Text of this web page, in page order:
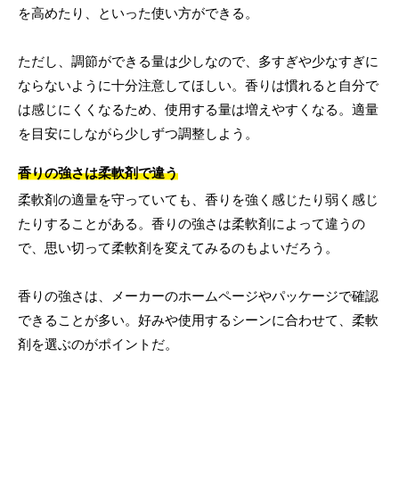
を高めたり、といった使い方ができる。
ただし、調節ができる量は少しなので、多すぎや少なすぎに
ならないように十分注意してほしい。香りは慣れると自分で
は感じにくくなるため、使用する量は増えやすくなる。適量
を目安にしながら少しずつ調整しよう。
香りの強さは柔軟剤で違う
柔軟剤の適量を守っていても、香りを強く感じたり弱く感じ
たりすることがある。香りの強さは柔軟剤によって違うの
で、思い切って柔軟剤を変えてみるのもよいだろう。
香りの強さは、メーカーのホームページやパッケージで確認
できることが多い。好みや使用するシーンに合わせて、柔軟
剤を選ぶのがポイントだ。